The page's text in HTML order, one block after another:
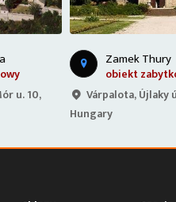
u. 10,
Zamek Thury
obiekt
Várpalota, Újlaky
Hungary